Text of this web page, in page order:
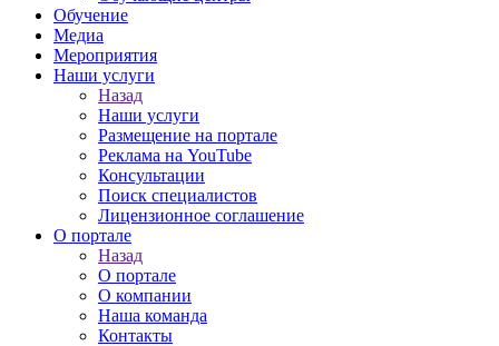
Обучение
Медиа
Мероприятия
Наши услуги
Назад
Наши услуги
Размещение на портале
Реклама на YouTube
Консультации
Поиск специалистов
Лицензионное соглашение
О портале
Назад
О портале
О компании
Наша команда
Контакты